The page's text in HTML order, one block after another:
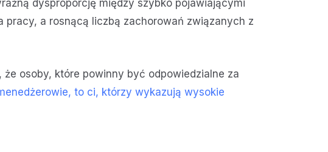
dysproporcję między szybko pojawiającymi
a rosnącą liczbą zachorowań związanych z
osoby, które powinny być odpowiedzialne za
to ci, którzy wykazują wysokie